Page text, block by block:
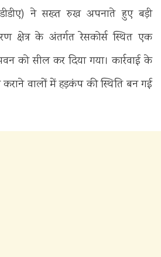
ने सख्त रुख अपनाते हुए बड़ी
क्षेत्र के अंतर्गत रेसकोर्स स्थित एक
को सील कर दिया गया। कार्रवाई के
कराने वालों में हड़कंप की स्थिति बन गई